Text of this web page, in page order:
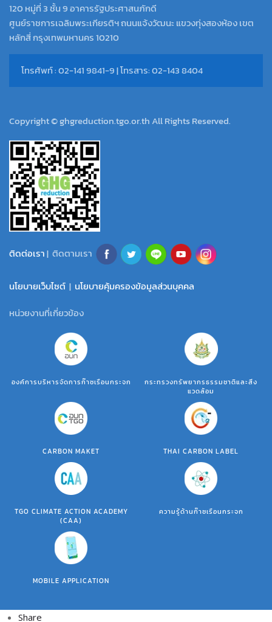
120 หมู่ที่ 3 ชั้น 9 อาคารรัฐประศาสนภักดี
ศูนย์ราชการเฉลิมพระเกียรติฯ ถนนแจ้งวัฒนะ แขวงทุ่งสองห้อง เขต
หลักสี่ กรุงเทพมหานคร 10210
โทรศัพท์ : 02-141 9841-9 | โทรสาร: 02-143 8404
Copyright © ghgreduction.tgo.or.th All Rights Reserved.
ติดต่อเรา| ติดตามเรา
นโยบายเว็บไซต์ | นโยบายคุ้มครองข้อมูลส่วนบุคคล
หน่วยงานที่เกี่ยวข้อง
องค์การบริหารจัดการก๊าซเรือนกระจก
กระทรวงทรัพยากรธรรมชาติและสิ่ง
แวดล้อม
CARBON MAKET THAI CARBON LABEL
TGO CLIMATE ACTION ACADEMY
(CAA)
ความรู้ด้านก๊าซเรือนกระจก
MOBILE APPLICATION
Share